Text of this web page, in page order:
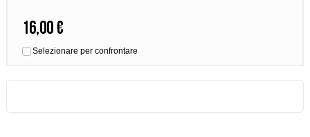
16,00 €
Selezionare per confrontare